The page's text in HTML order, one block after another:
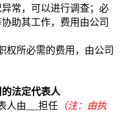
常，可以进行调查；必
助其工作，费用由公司
权所必需的费用，由公司
法定代表人
人由 担任 （注：由执